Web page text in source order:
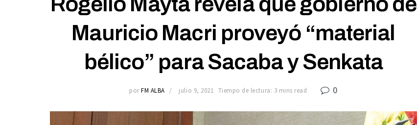
Mauricio Macri proveyó “material
bélico” para Sacaba y Senkata
por FM ALBA julio 9, 2021 Tiempo de lectura: 3 mins read 0